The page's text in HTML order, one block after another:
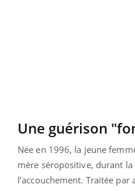
Une guérison
Née en 1996, la jeune
mère séropositive, durant la
l’accouchement. Traitée